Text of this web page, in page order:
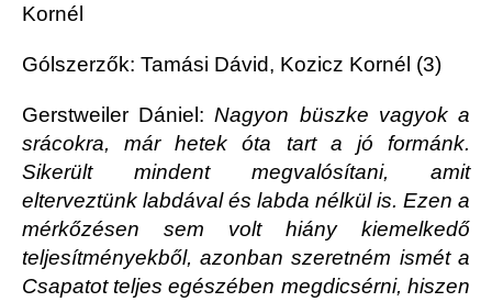
Kornél
Gólszerzők: Tamási Dávid, Kozicz Kornél (3)
Gerstweiler Dániel :Nagyon büszke vagyok a
srácokra, már hetek óta tart a jó formánk.
Sikerült mindent megvalósítani, amit
elterveztünk labdával és labda nélkül is. Ezen a
mérkőzésen sem volt hiány kiemelkedő
teljesítményekből, azonban szeretném ismét a
Csapatot teljes egészében megdicsérni, hiszen